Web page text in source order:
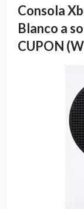
Consola
Blanco a
CUPON